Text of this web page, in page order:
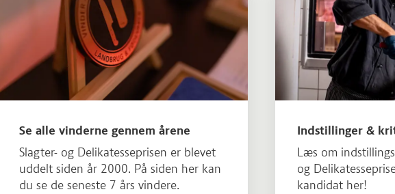
Se alle vinderne gennem årene
Slagter- og Delikatesseprisen er blevet
uddelt siden år 2000. På siden her kan
du se de seneste 7 års vindere.
Indstillinger &
Læs om
og
kandidat her!